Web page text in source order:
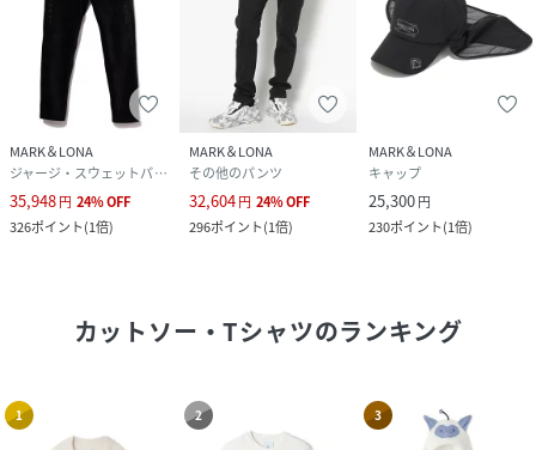
MARK＆LONA
ジャージ・スウェットパンツ
35,948円 24%OFF
326ポイント(1倍)
MARK＆LONA
その他のパンツ
32,604円 24%OFF
296ポイント(1倍)
MARK＆LONA
キャップ
25,300円
230ポイント(1倍)
カットソー・Tシャツのランキング
1 2 3